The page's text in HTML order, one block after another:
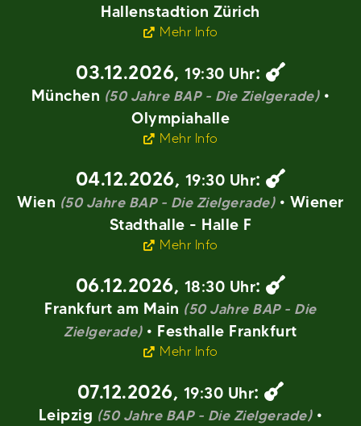
Hallenstadtion Zürich
Mehr Info
03.12.2026, 19:30 Uhr:
München (50 Jahre BAP - Die Zielgerade)•
Olympiahalle
Mehr Info
04.12.2026, 19:30 Uhr:
Wien (50 Jahre BAP - Die Zielgerade)• Wiener
Stadthalle - Halle F
Mehr Info
06.12.2026, 18:30 Uhr:
Frankfurt am Main (50 Jahre BAP - Die
Zielgerade)• Festhalle Frankfurt
Mehr Info
07.12.2026, 19:30 Uhr:
Leipzig (50 Jahre BAP - Die Zielgerade)•